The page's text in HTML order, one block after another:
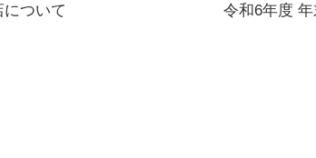
ついて 令和6年度